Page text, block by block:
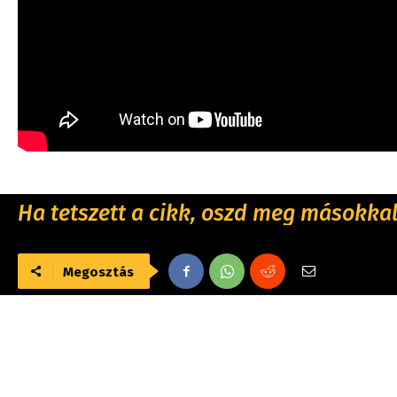
Ha tetszett a cikk, oszd meg
Megosztás